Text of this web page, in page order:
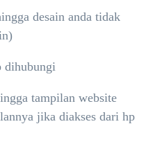
desain anda tidak
dihubungi
tampilan website
jika diakses dari hp